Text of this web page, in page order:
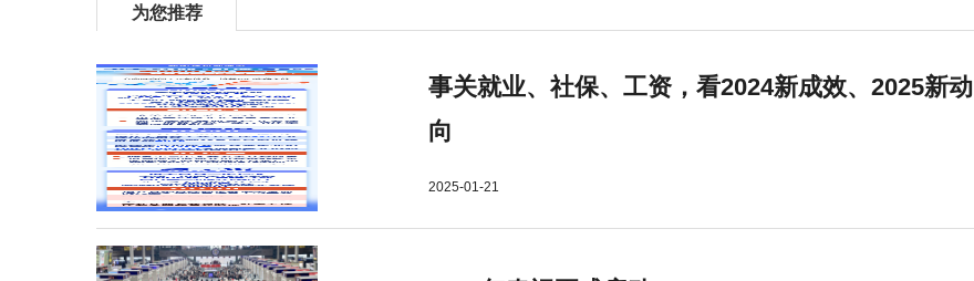
为您推荐
事关就业、社保、工资，看2024新成效、2025新动
向
2025-01-21